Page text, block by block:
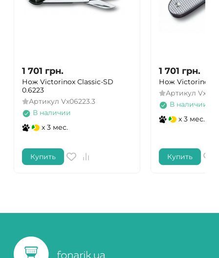
1 701 грн.
Нож Victorinox Сlassic-SD
0.6223
Артикул Vx06223.3
В наличии
x 3 мес.
Купить
1 701 грн.
Нож Victorinox
Артикул
В наличии
x 3 мес.
Купить